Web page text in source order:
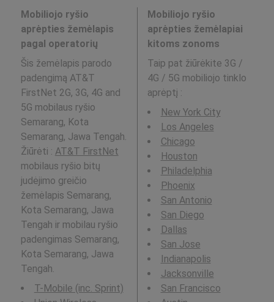
Mobiliojo ryšio
aprėpties žemėlapis
pagal operatorių
Šis žemėlapis parodo
padengimą AT&T
FirstNet 2G, 3G, 4G and
5G mobilaus ryšio
Semarang, Kota
Semarang, Jawa Tengah.
Žiūrėti : AT&T FirstNet
mobilaus ryšio bitų
judėjimo greičio
žemėlapis Semarang,
Kota Semarang, Jawa
Tengah ir mobilau ryšio
padengimas Semarang,
Kota Semarang, Jawa
Tengah.
T-Mobile (inc. Sprint)
Mobiliojo ryšio
aprėpties žemėlapiai
kitoms zonoms
Taip pat žiūrėkite 3G /
4G / 5G mobiliojo tinklo
aprėptį :
New York City
Los Angeles
Chicago
Houston
Philadelphia
Phoenix
San Antonio
San Diego
Dallas
San Jose
Indianapolis
Jacksonville
San Francisco